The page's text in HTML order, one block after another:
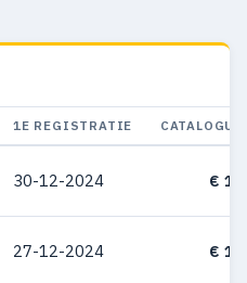
1E REGISTRATIE
30-12-2024 €
27-12-2024 €